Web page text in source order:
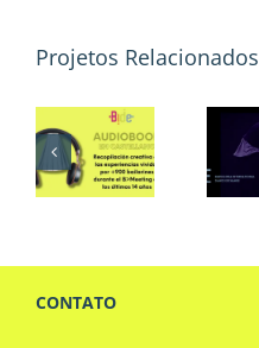
Projetos Relacionados
Barcelona
International
Dance
CONTATO